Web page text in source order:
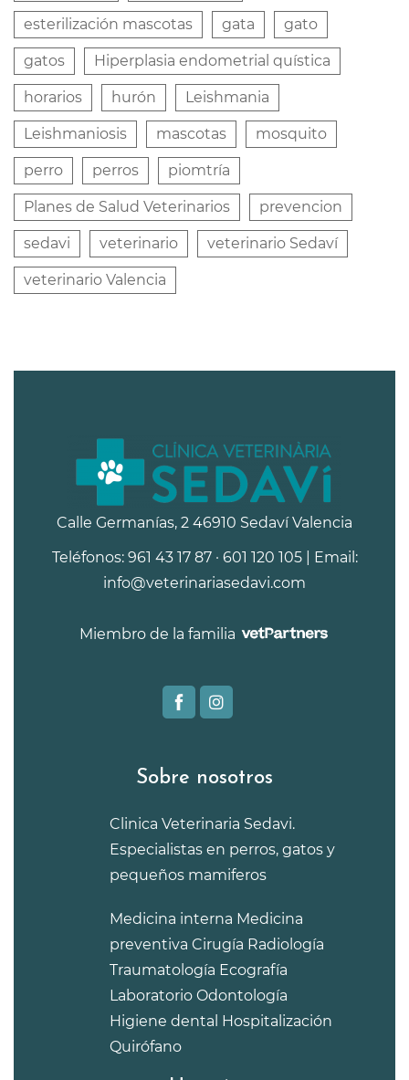
esterilización mascotas gata gato
gatos Hiperplasia endometrial quística
horarios hurón Leishmania
Leishmaniosis mascotas mosquito
perro perros piomtría
Planes de Salud Veterinarios prevencion
sedavi veterinario veterinario Sedaví
veterinario Valencia
Calle Germanías, 2 46910 Sedaví Valencia
Teléfonos: 961 43 17 87 · 601 120 105 | Email:
info@veterinariasedavi.com
Miembro de la familia
Sobre nosotros
Clinica Veterinaria Sedavi.
Especialistas en perros, gatos y
pequeños mamiferos
Medicina interna Medicina
preventiva Cirugía Radiología
Traumatología Ecografía
Laboratorio Odontología
Higiene dental Hospitalización
Quirófano